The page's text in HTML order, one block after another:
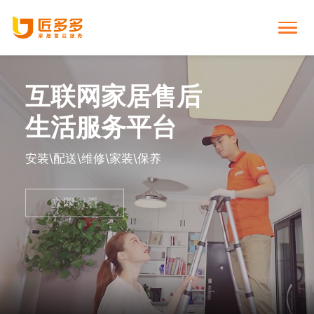
首页 
个人下单
商家下单
师傅入驻 
家居资讯 
互联网家居售后
生活服务平台
安装\配送\维修\家装\保养
立即查看